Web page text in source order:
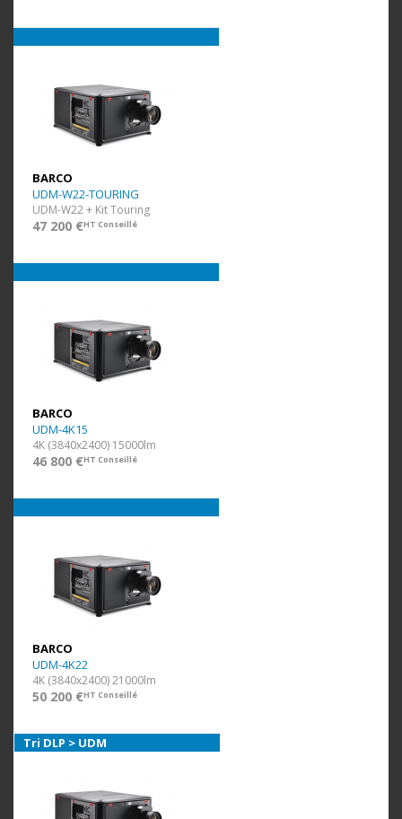
BARCO
UDM-W22-TOURING
UDM-W22 + Kit Touring
47 200 €HT Conseillé
BARCO
UDM-4K15
4K (3840x2400) 15000lm
46 800 €HT Conseillé
BARCO
UDM-4K22
4K (3840x2400) 21000lm
50 200 €HT Conseillé
Tri DLP > UDM